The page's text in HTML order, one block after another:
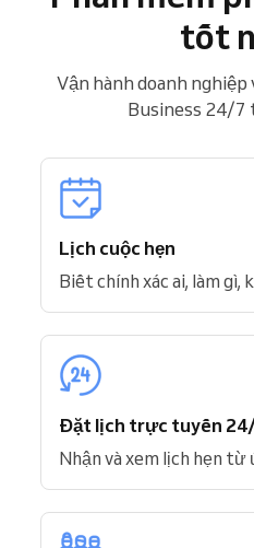
tốt
Vận hành doanh
Business 24/7
Lịch cuộc hẹn
Biết chính xác ai, làm gì,
Đặt lịch trực tuyến
Nhận và xem lịch hẹn từ